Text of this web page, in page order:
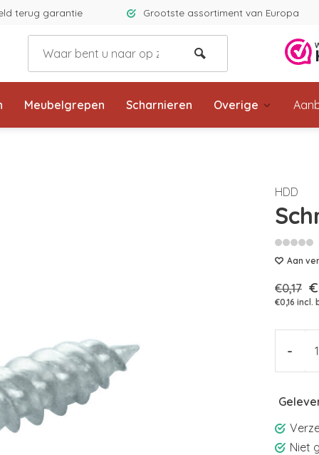
terug garantie Grootste assortiment van Europa
Meubelgrepen Scharnieren Overige
HDD
Aan
€0,17
€0,16 incl.
-
Niet